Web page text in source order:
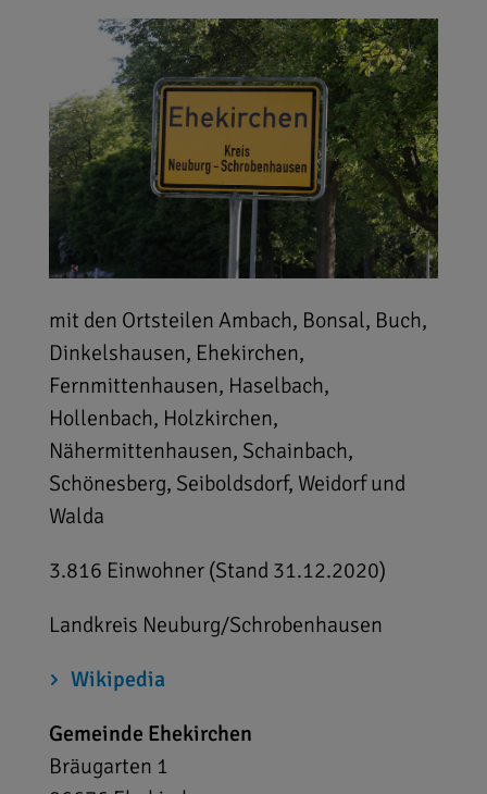
mit den Ortsteilen Ambach, Bonsal, Buch,
Dinkelshausen, Ehekirchen,
Fernmittenhausen, Haselbach,
Hollenbach, Holzkirchen,
Nähermittenhausen, Schainbach,
Schönesberg, Seiboldsdorf, Weidorf und
Walda
3.816 Einwohner (Stand 31.12.2020)
Landkreis Neuburg/Schrobenhausen
Wikipedia
Gemeinde Ehekirchen
Bräugarten 1